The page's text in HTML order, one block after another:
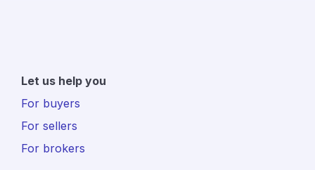
Let us help you
For buyers
For sellers
For brokers